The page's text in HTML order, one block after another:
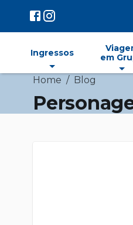
Ingressos
em
Home / Blog